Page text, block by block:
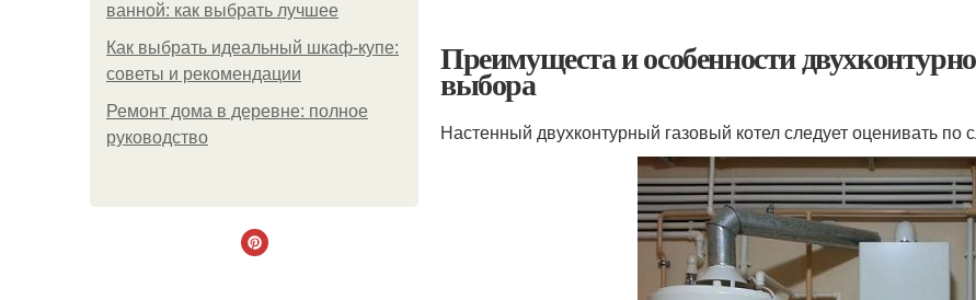
ванной: как выбрать лучшее
Как выбрать идеальный шкаф-купе:
советы и рекомендации
Ремонт дома в деревне: полное
руководство
Преимущеста и особенности
выбора
Настенный двухконтурный газовый котел следует оценивать